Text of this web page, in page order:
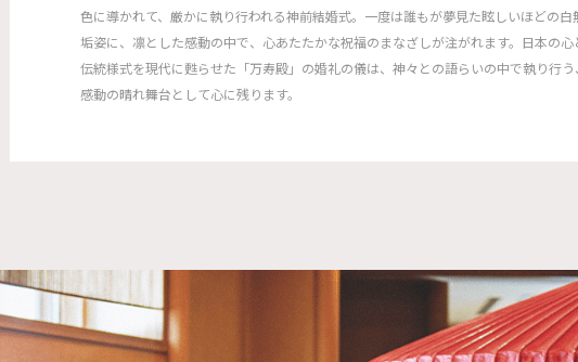
色に導かれて、厳かに執り行われる神前結婚式。一度は誰もが夢見た眩しいほどの白
垢姿に、凛とした感動の中で、心あたたかな祝福のまなざしが注がれます。日本の心
伝統様式を現代に甦らせた「万寿殿」の婚礼の儀は、神々との語らいの中で執り行う、
感動の晴れ舞台として心に残ります。